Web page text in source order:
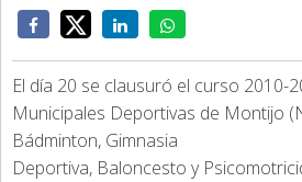
El día 20 se clausuró el curso 2010-
Municipales Deportivas de Montijo
Bádminton, Gimnasia
Deportiva, Baloncesto y